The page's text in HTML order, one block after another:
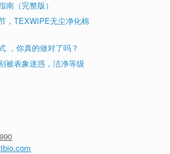
南（完整版）
，TEXWIPE无尘净化棉
，你真的做对了吗？
被表象迷惑，洁净等级